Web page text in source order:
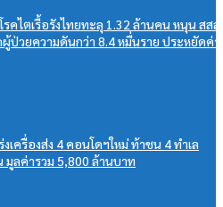
คไตเรื้อรังไทยทะลุ 1.32 ล้านคน หนุน สสส.
ป่วยความดันกว่า 8.4 หมื่นราย ประหยัดค่า
เครื่องส่ง 4 คอนโดฯใหม่ ท้าชน 4 ทำเล
มูลค่ารวม 5,800 ล้านบาท